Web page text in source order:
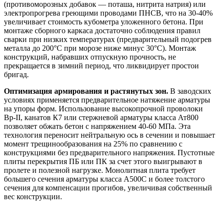
(противоморозных добавок — поташа, нитрита натрия) или
электропрогрева греющими проводами ПНСВ, что на 30-40%
увеличивает стоимость кубометра уложенного бетона. При
монтаже сборного каркаса достаточно соблюдения правил
сварки при низких температурах (предварительный подогрев
металла до 200°C при морозе ниже минус 30°C). Монтаж
конструкций, набравших отпускную прочность, не
прекращается в зимний период, что ликвидирует простои
бригад.
Оптимизация армирования и растянутых зон. В заводских
условиях применяется предварительное натяжение арматуры
на упоры форм. Использование высокопрочной проволоки
Вр-II, канатов К7 или стержневой арматуры класса Ат800
позволяет обжать бетон с напряжением 40-60 МПа. Эта
технология переносит нейтральную ось в сечении и повышает
момент трещинообразования на 25% по сравнению с
конструкциями без предварительного напряжения. Пустотные
плиты перекрытия ПБ или ПК за счет этого выигрывают в
пролете и полезной нагрузке. Монолитная плита требует
большего сечения арматуры класса А500С и более толстого
сечения для компенсации прогибов, увеличивая собственный
вес конструкции.